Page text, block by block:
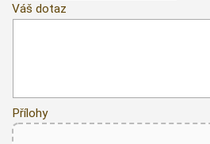
Váš dotaz
Přílohy